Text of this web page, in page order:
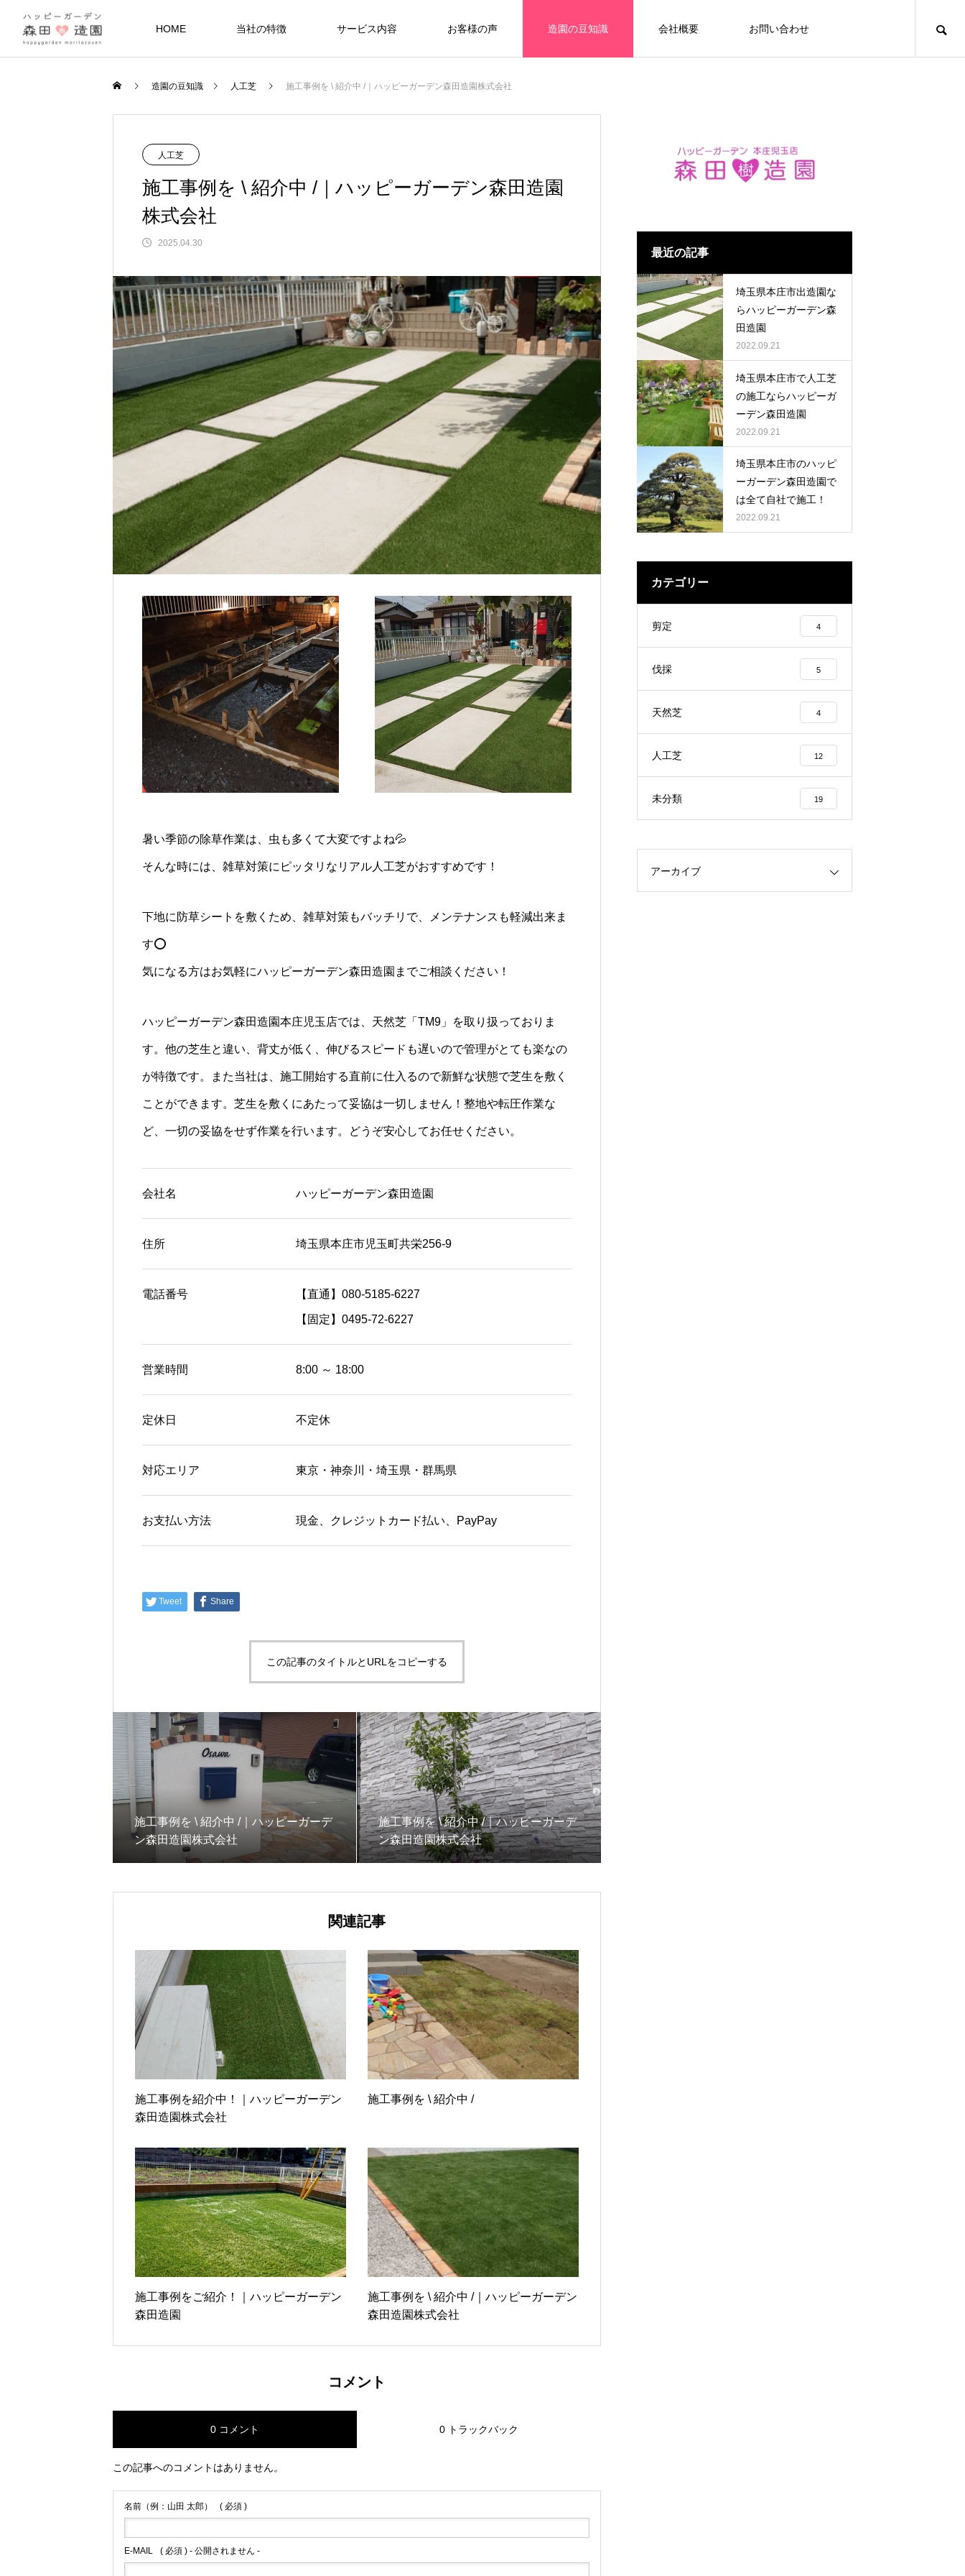
HOME 当社の特徴 サービス内容 お客様の声 造園の豆知識 会社概要 お問い合わせ
造園の豆知識 人工芝 施工事例を \ 紹介中 /｜ハッピーガーデン森田造園株式会社
人工芝
施工事例を \ 紹介中 /｜ハッピーガーデン森田造園
株式会社
2025.04.30
暑い季節の除草作業は、虫も多くて大変ですよね💦
そんな時には、雑草対策にピッタリなリアル人工芝がおすすめです！
下地に防草シートを敷くため、雑草対策もバッチリで、メンテナンスも軽減出来ま
す⭕
気になる方はお気軽にハッピーガーデン森田造園までご相談ください！
ハッピーガーデン森田造園本庄児玉店では、天然芝「TM9」を取り扱っておりま
す。他の芝生と違い、背丈が低く、伸びるスピードも遅いので管理がとても楽なの
が特徴です。また当社は、施工開始する直前に仕入るので新鮮な状態で芝生を敷く
ことができます。芝生を敷くにあたって妥協は一切しません！整地や転圧作業な
ど、一切の妥協をせず作業を行います。どうぞ安心してお任せください。
会社名 ハッピーガーデン森田造園
住所 埼玉県本庄市児玉町共栄256-9
電話番号 【直通】080-5185-6227
【固定】0495-72-6227
営業時間 8:00 ～ 18:00
定休日 不定休
対応エリア 東京・神奈川・埼玉県・群馬県
お支払い方法 現金、クレジットカード払い、PayPay
Tweet Share
この記事のタイトルとURLをコピーする
施工事例を \ 紹介中 /｜ハッピーガーデ
ン森田造園株式会社
施工事例を \ 紹介中 /｜ハッピーガーデ
ン森田造園株式会社
関連記事
施工事例を紹介中！｜ハッピーガーデン
森田造園株式会社
施工事例を \ 紹介中 /
施工事例をご紹介！｜ハッピーガーデン
森田造園
施工事例を \ 紹介中 /｜ハッピーガーデン
森田造園株式会社
コメント
0 コメント 0 トラックバック
この記事へのコメントはありません。
名前（例：山田 太郎） ( 必須 )
E-MAIL ( 必須 ) - 公開されません -
最近の記事
埼玉県本庄市出造園な
らハッピーガーデン森
田造園
2022.09.21
埼玉県本庄市で人工芝
の施工ならハッピーガ
ーデン森田造園
2022.09.21
埼玉県本庄市のハッピ
ーガーデン森田造園で
は全て自社で施工！
2022.09.21
カテゴリー
剪定 4
伐採 5
天然芝 4
人工芝 12
未分類 19
アーカイブ